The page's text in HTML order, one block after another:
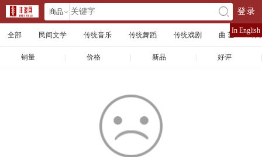
商品 󰄘 登录
全部 民间文学 传统音乐 传统舞蹈 传统戏剧 曲 艺 体
销量 价格 新品 好评
In English